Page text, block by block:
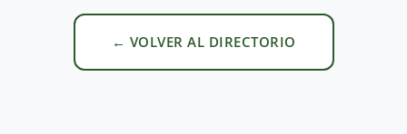
← VOLVER AL DIRECTORIO